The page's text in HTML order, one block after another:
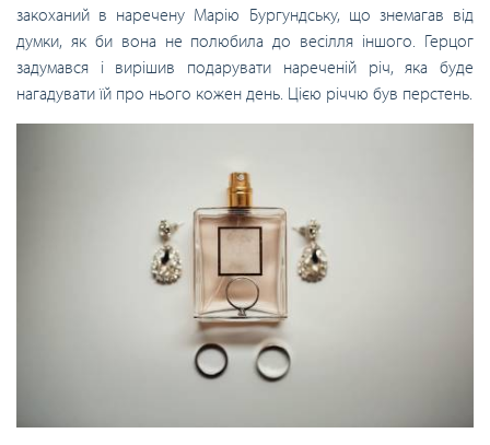
закоханий в наречену Марію Бургундську, що знемагав від
думки, як би вона не полюбила до весілля іншого. Герцог
задумався і вирішив подарувати нареченій річ, яка буде
нагадувати їй про нього кожен день. Цією річчю був перстень.